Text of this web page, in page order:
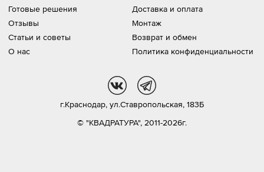
Готовые решения
Отзывы
Статьи и советы
О нас
Доставка и оплата
Монтаж
Возврат и обмен
Политика конфиденциальности
© "КВАДРАТУРА", 2011-2026г.
г.Краснодар, ул.Ставропольская, 183Б
vk